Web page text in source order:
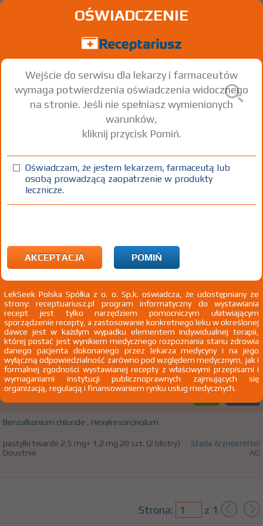
Znaleziono wyników:
®
100%
23,27 zł
Benzalkonium chloride Hexylresorcinolum
pastylki twarde 2,5 mg+ 1,2 mg 20 szt.
Doustnie
Stada Arzneimittel AG
Cholinex®Intense OTC
100%
Benzalkonium chloride , Hexylresorcinolum
pastylki twarde 2,5 mg+ 1,2 mg 20 szt. (2 blistry)
Doustnie
Stada Arzneimittel
AG
Strona: z 1
OŚWIADCZENIE
Wejście do serwisu dla lekarzy i farmaceutów
wymaga potwierdzenia oświadczenia widocznego
na stronie. Jeśli nie spełniasz wymienionych
warunków,
kliknij przycisk Pomiń.
Oświadczam, że jestem lekarzem, farmaceutą lub
osobą prowadzącą zaopatrzenie w produkty
lecznicze.
AKCEPTACJA POMIŃ
LekSeek Polska Spółka z o. o. Sp.k. oświadcza, że udostępniany ze
strony: receptuariusz.pl program informatyczny do wystawiania
recept jest tylko narzędziem pomocniczym ułatwiającym
sporządzenie recepty, a zastosowanie konkretnego leku w określonej
dawce jest w każdym wypadku elementem indywidualnej terapii,
której postać jest wynikiem medycznego rozpoznania stanu zdrowia
danego pacjenta dokonanego przez lekarza medycyny i na jego
wyłączną odpowiedzialność zarówno pod względem medycznym, jak i
formalnej zgodności wystawianej recepty z właściwymi przepisami i
wymaganiami instytucji publicznoprawnych zajmujących się
organizacją, regulacją i finansowaniem rynku usług medycznych.